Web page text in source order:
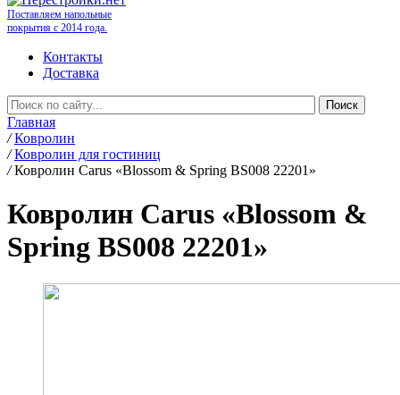
Поставляем напольные
покрытия с 2014 года.
Контакты
Доставка
Главная
/ Ковролин
/ Ковролин для гостиниц
/ Ковролин Carus «Blossom & Spring BS008 22201»
Ковролин Carus «Blossom &
Spring BS008 22201»